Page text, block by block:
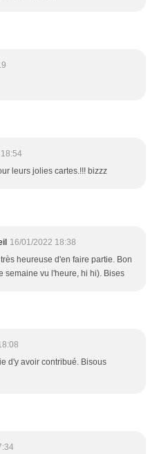
leurs jolies cartes.!!! bizzz
16/01/2022 18:38
heureuse d'en faire partie. Bon
semaine vu l'heure, hi hi). Bises
d'y avoir contribué. Bisous